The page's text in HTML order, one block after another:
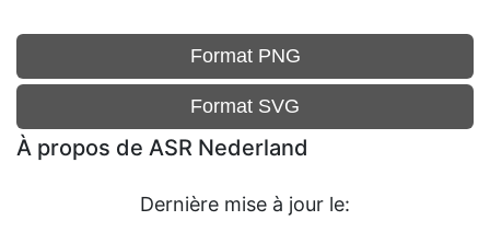
Format PNG
Format SVG
À propos de ASR Nederland
Dernière mise à jour le: